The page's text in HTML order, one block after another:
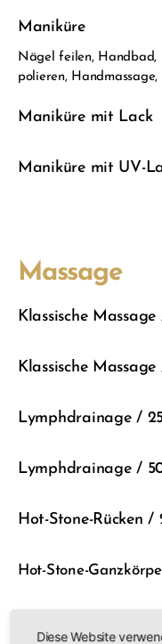
Maniküre
Nägel feilen, Handbad,
polieren, Handmassage,
Maniküre mit Lack
Maniküre mit UV-
Massage
Klassische
Klassische
Lymphdrainage /
Lymphdrainage /
Hot-Stone-Rücken /
Hot-Stone-
Diese Website